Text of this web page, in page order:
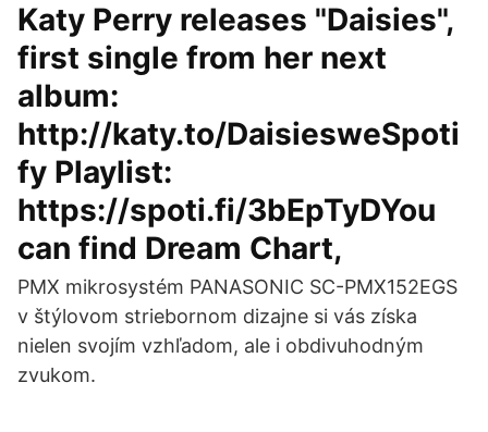
Katy Perry releases "Daisies",
first single from her next
album:
http://katy.to/DaisiesweSpoti
fy Playlist:
https://spoti.fi/3bEpTyDYou
can find Dream Chart,
PMX mikrosystém PANASONIC SC-PMX152EGS
v štýlovom striebornom dizajne si vás získa
nielen svojím vzhľadom, ale i obdivuhodným
zvukom.